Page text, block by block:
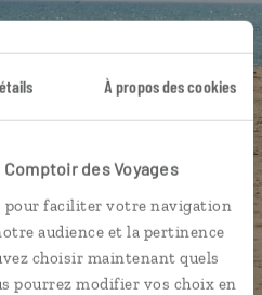
À propos des cookies
des Voyages
pour faciliter votre navigation
audience et la pertinence
choisir maintenant quels
pourrez modifier vos choix en
LUCIOLE